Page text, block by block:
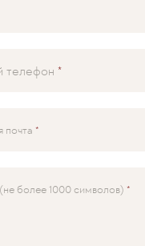
телефон
почта
более 1000 символов)